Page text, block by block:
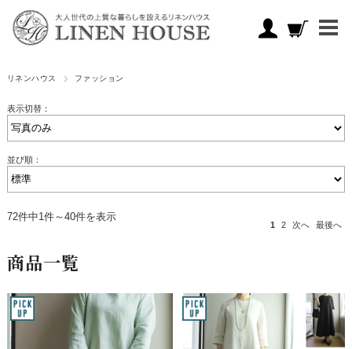
リネンハウス ファッション
表示切替：
並び順：
72件中1件～40件を表示
1 2 次へ 最後へ
商品一覧